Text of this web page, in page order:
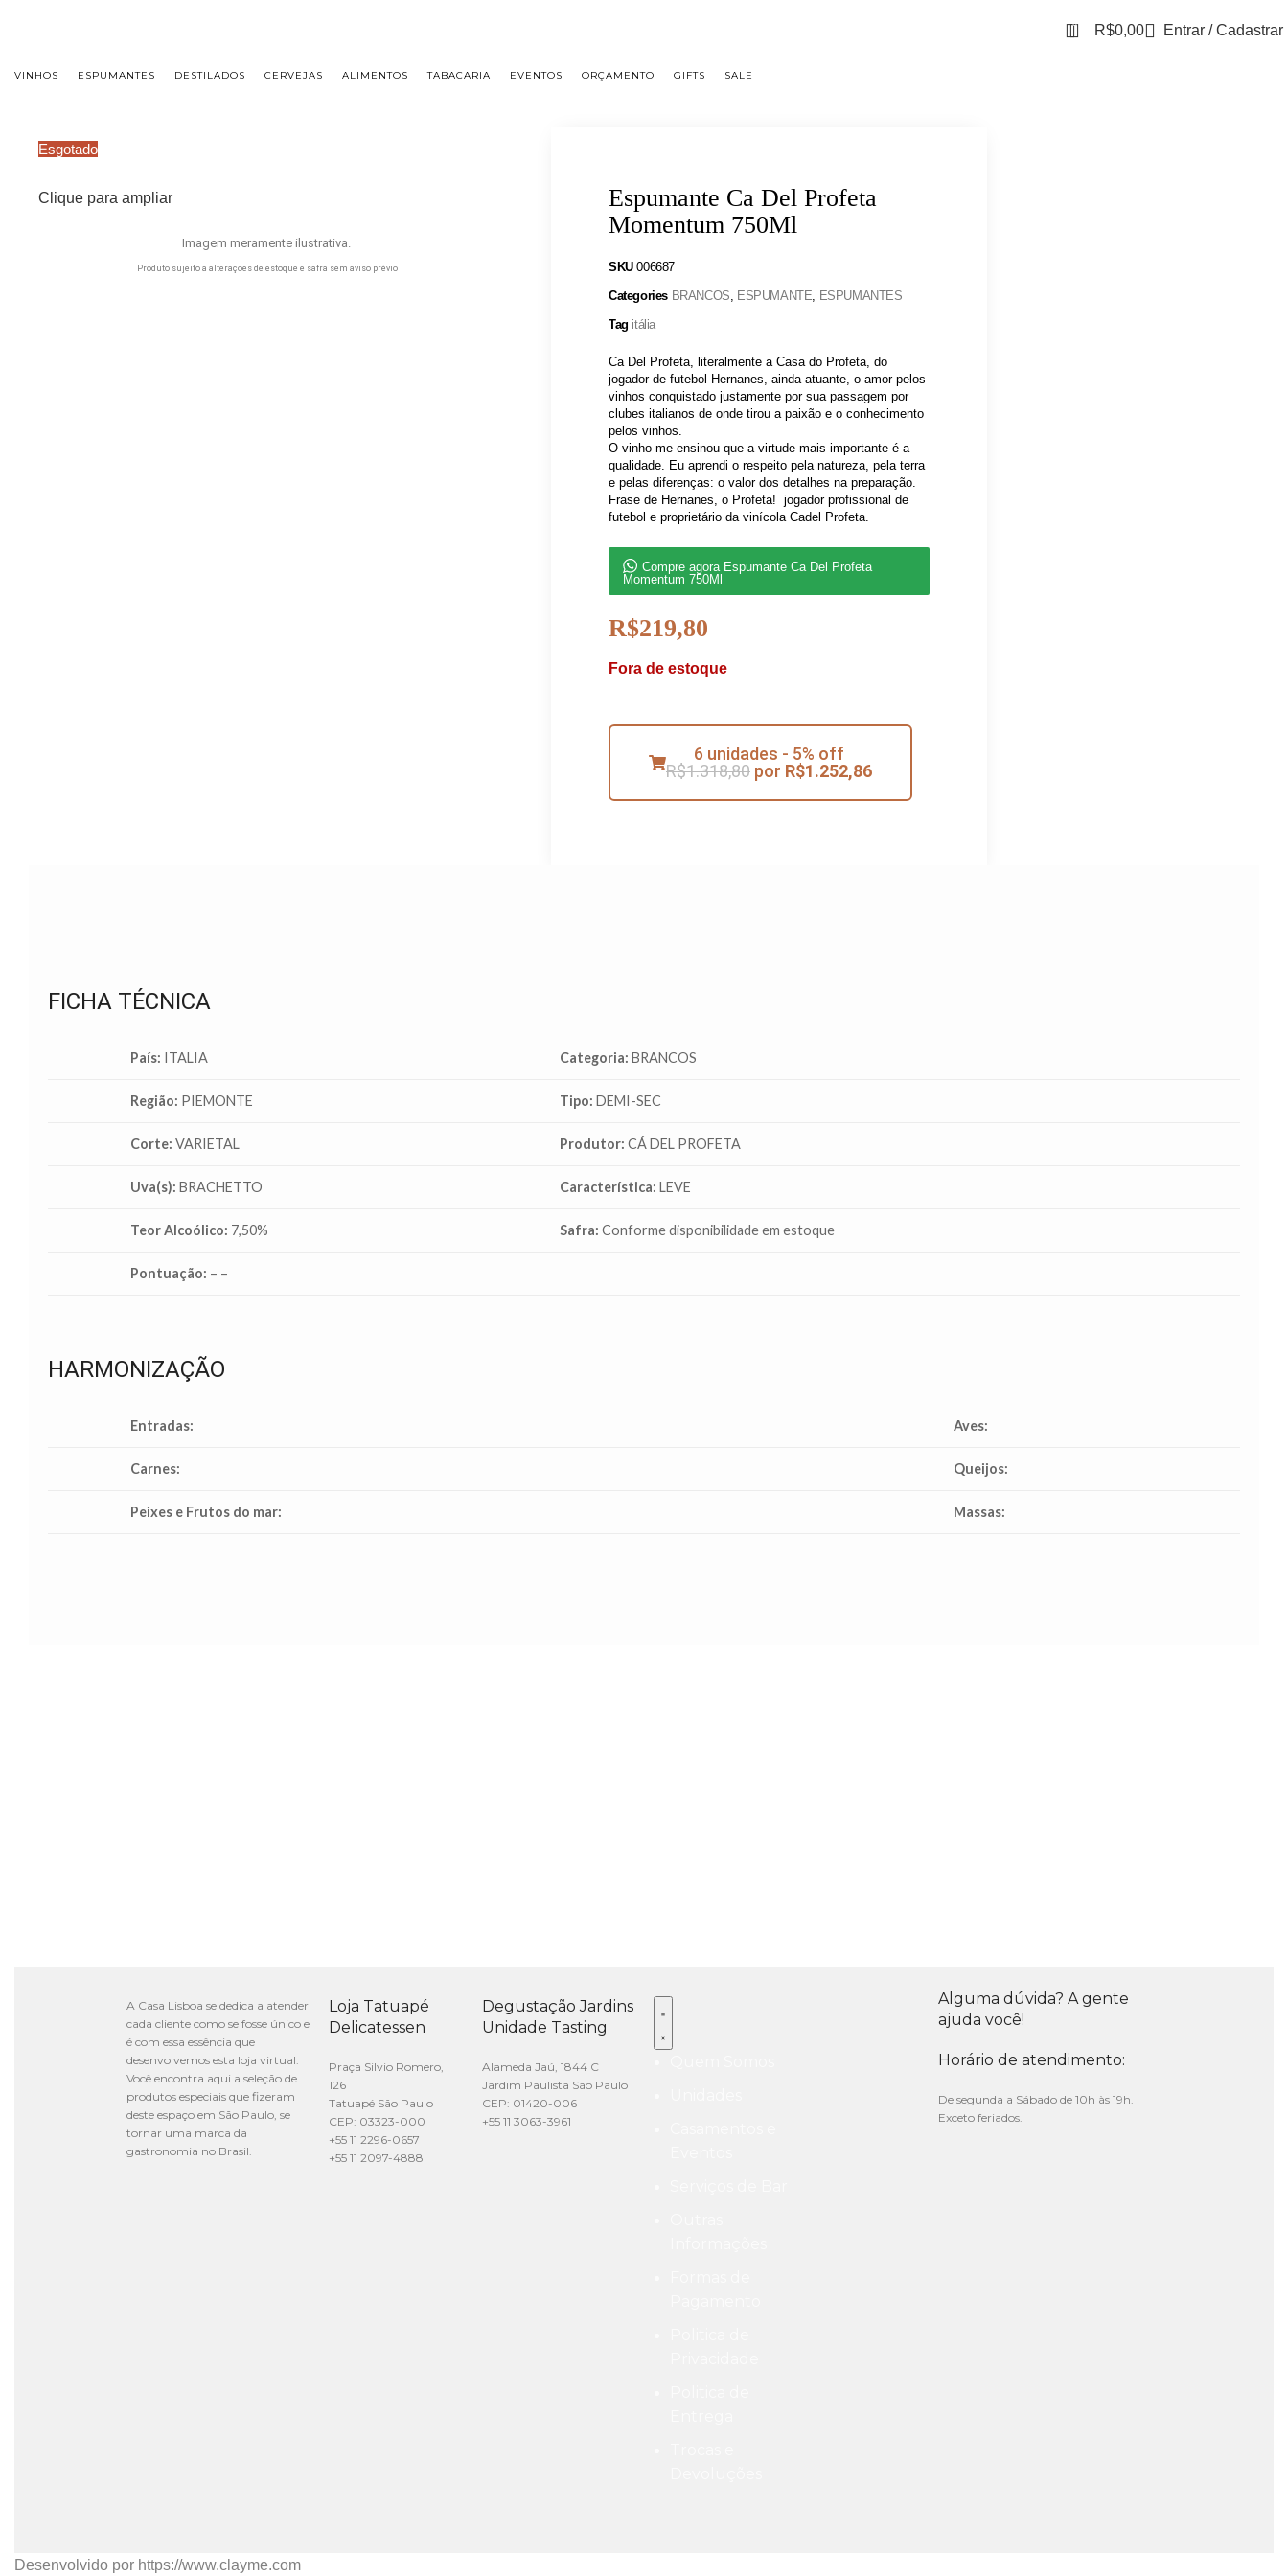
0 R$0,00 Entrar / Cadastrar
VINHOS ESPUMANTES DESTILADOS CERVEJAS ALIMENTOS TABACARIA EVENTOS ORÇAMENTO GIFTS SALE
Esgotado
Clique para ampliar
Imagem meramente ilustrativa.
Produto sujeito a alterações de estoque e safra sem aviso prévio
Espumante Ca Del Profeta
Momentum 750Ml
SKU006687
Categories BRANCOS, ESPUMANTE, ESPUMANTES
Tag itália
Ca Del Profeta, literalmente a Casa do Profeta, do
jogador de futebol Hernanes, ainda atuante, o amor pelos
vinhos conquistado justamente por sua passagem por
clubes italianos de onde tirou a paixão e o conhecimento
pelos vinhos.
O vinho me ensinou que a virtude mais importante é a
qualidade. Eu aprendi o respeito pela natureza, pela terra
e pelas diferenças: o valor dos detalhes na preparação.
Frase de Hernanes, o Profeta!  jogador profissional de
futebol e proprietário da vinícola Cadel Profeta.
Compre agora Espumante Ca Del Profeta
Momentum 750Ml
R$219,80
Fora de estoque
6 unidades - 5% off
R$1.318,80 por R$1.252,86
FICHA TÉCNICA
País: ITALIA Categoria: BRANCOS
Região: PIEMONTE Tipo: DEMI-SEC
Corte: VARIETAL Produtor: CÁ DEL PROFETA
Uva(s): BRACHETTO Característica: LEVE
Teor Alcoólico: 7,50% Safra: Conforme disponibilidade em estoque
Pontuação: – –
HARMONIZAÇÃO
Entradas: Aves:
Carnes: Queijos:
Peixes e Frutos do mar: Massas:
A Casa Lisboa se dedica a atender
cada cliente como se fosse único e
é com essa essência que
desenvolvemos esta loja virtual.
Você encontra aqui a seleção de
produtos especiais que fizeram
deste espaço em São Paulo, se
tornar uma marca da
gastronomia no Brasil.
Loja Tatuapé
Delicatessen
Praça Silvio Romero,
126
Tatuapé São Paulo
CEP: 03323-000
+55 11 2296-0657
+55 11 2097-4888
Degustação Jardins
Unidade Tasting
Alameda Jaú, 1844 C
Jardim Paulista São Paulo
CEP: 01420-006
+55 11 3063-3961
Alguma dúvida? A gente
ajuda você!
Horário de atendimento:
De segunda a Sábado de 10h às 19h.
Exceto feriados.
Desenvolvido por https://www.clayme.com